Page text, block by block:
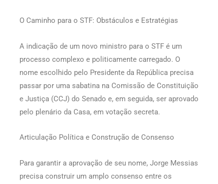
O Caminho para o STF: Obstáculos e Estratégias
A indicação de um novo ministro para o STF é um
processo complexo e politicamente carregado. O
nome escolhido pelo Presidente da República precisa
passar por uma sabatina na Comissão de Constituição
e Justiça (CCJ) do Senado e, em seguida, ser aprovado
pelo plenário da Casa, em votação secreta.
Articulação Política e Construção de Consenso
Para garantir a aprovação de seu nome, Jorge Messias
precisa construir um amplo consenso entre os